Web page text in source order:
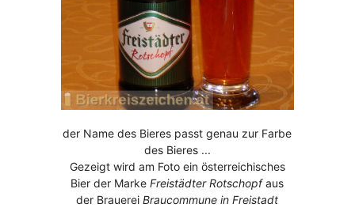
der Name des Bieres passt genau zur Farbe
des Bieres ...
Gezeigt wird am Foto ein österreichisches
Bier der MarkeFreistädter Rotschopfaus
der BrauereiBraucommune in Freistadt